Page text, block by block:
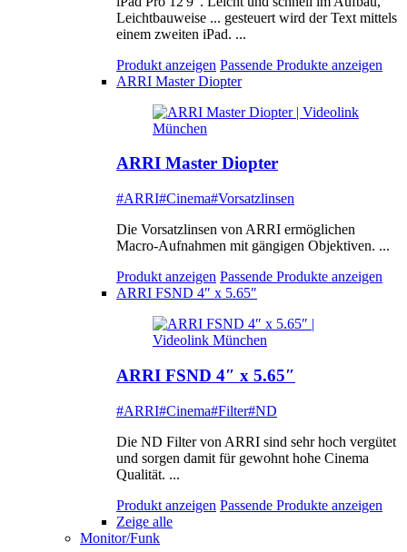
Leichtbauweise ... gesteuert wird der Text mittels
einem zweiten iPad. ...
Produkt anzeigen Passende Produkte anzeigen
ARRI Master Diopter
ARRI Master Diopter
#ARRI#Cinema#Vorsatzlinsen
Die Vorsatzlinsen von ARRI ermöglichen
Macro-Aufnahmen mit gängigen Objektiven. ...
Produkt anzeigen Passende Produkte anzeigen
ARRI FSND 4″ x 5.65″
ARRI FSND 4″ x 5.65″
#ARRI#Cinema#Filter#ND
Die ND Filter von ARRI sind sehr hoch vergütet
und sorgen damit für gewohnt hohe Cinema
Qualität. ...
Produkt anzeigen Passende Produkte anzeigen
Zeige alle
Monitor/Funk